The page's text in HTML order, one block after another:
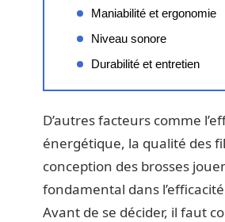
Maniabilité et ergonomie
Niveau sonore
Durabilité et entretien
D’autres facteurs comme
énergétique, la qualité des
conception des brosses
fondamental dans
Avant de se décider, il faut